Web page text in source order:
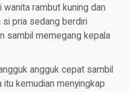
rambut kuning dan
pria sedang berdiri
sambil memegang kepala
angguk cepat sambil
kemudian menyingkap